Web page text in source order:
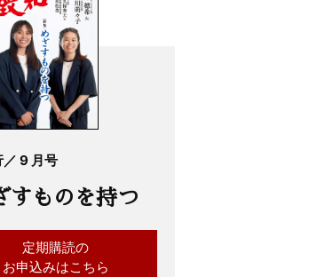
9 月号
すものを持つ
定期購読の
お申込みはこちら